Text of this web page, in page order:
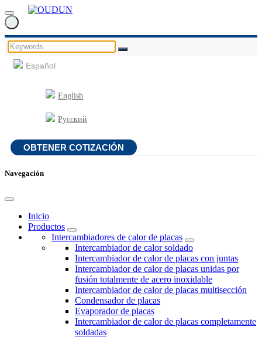
Español
English
Русский
OBTENER COTIZACIÓN
Navegación
Inicio
Productos
Intercambiadores de calor de placas
Intercambiador de calor soldado
Intercambiador de calor de placas con juntas
Intercambiador de calor de placas unidas por
fusión totalmente de acero inoxidable
Intercambiador de calor de placas multisección
Condensador de placas
Evaporador de placas
Intercambiador de calor de placas completamente
soldadas